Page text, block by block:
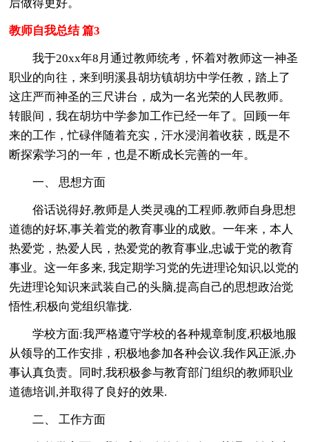
后做得更好。
教师自我总结 篇3
我于20xx年8月通过教师统考，怀着对教师这一神圣
职业的向往，来到明溪县胡坊镇胡坊中学任教，踏上了
这庄严而神圣的三尺讲台，成为一名光荣的人民教师。
转眼间，我在胡坊中学参加工作已经一年了。回顾一年
来的工作，忙碌伴随着充实，汗水浸润着收获，既是不
断探索学习的一年，也是不断成长完善的一年。
一、 思想方面
俗话说得好,教师是人类灵魂的工程师.教师自身思想
道德的好坏,事关着党的教育事业的成败。一年来，本人
热爱党，热爱人民，热爱党的教育事业,忠诚于党的教育
事业。这一年多来, 我定期学习党的先进理论知识,以党的
先进理论知识来武装自己的头脑,提高自己的思想政治觉
悟性,积极向党组织靠拢.
学校方面:我严格遵守学校的各种规章制度,积极地服
从领导的工作安排，积极地参加各种会议.我作风正派,办
事认真负责。同时,我积极参与教育部门组织的教师职业
道德培训,并取得了良好的效果.
二、 工作方面